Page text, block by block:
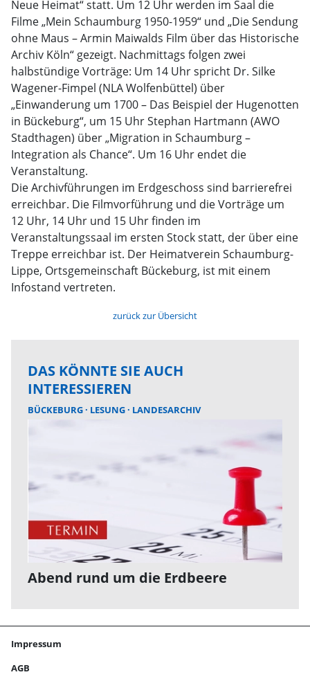
Neue Heimat“ statt. Um 12 Uhr werden im Saal die
Filme „Mein Schaumburg 1950-1959“ und „Die Sendung
ohne Maus – Armin Maiwalds Film über das Historische
Archiv Köln“ gezeigt. Nachmittags folgen zwei
halbstündige Vorträge: Um 14 Uhr spricht Dr. Silke
Wagener-Fimpel (NLA Wolfenbüttel) über
„Einwanderung um 1700 – Das Beispiel der Hugenotten
in Bückeburg“, um 15 Uhr Stephan Hartmann (AWO
Stadthagen) über „Migration in Schaumburg –
Integration als Chance“. Um 16 Uhr endet die
Veranstaltung.
Die Archivführungen im Erdgeschoss sind barrierefrei
erreichbar. Die Filmvorführung und die Vorträge um
12 Uhr, 14 Uhr und 15 Uhr finden im
Veranstaltungssaal im ersten Stock statt, der über eine
Treppe erreichbar ist. Der Heimatverein Schaumburg-
Lippe, Ortsgemeinschaft Bückeburg, ist mit einem
Infostand vertreten.
zurück zur Übersicht
DAS KÖNNTE SIE AUCH
INTERESSIEREN
BÜCKEBURG LESUNG LANDESARCHIV
Abend rund um die Erdbeere
Impressum
AGB